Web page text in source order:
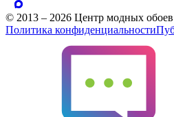
© 2013 – 2026 Центр модных
Политика конфиденциальности